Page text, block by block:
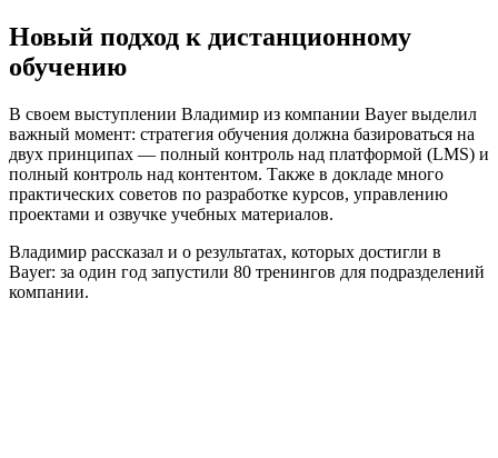
Новый подход к дистанционному
обучению
В своем выступлении Владимир из компании Bayer выделил
важный момент: стратегия обучения должна базироваться на
двух принципах — полный контроль над платформой (LMS) и
полный контроль над контентом. Также в докладе много
практических советов по разработке курсов, управлению
проектами и озвучке учебных материалов.
Владимир рассказал и о результатах, которых достигли в
Bayer: за один год запустили 80 тренингов для подразделений
компании.